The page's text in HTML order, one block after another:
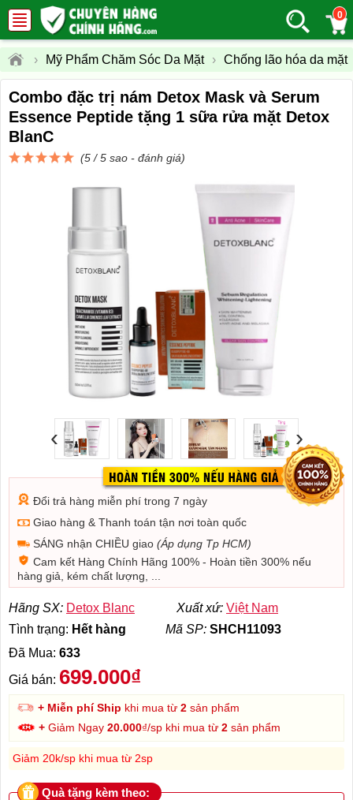
0
› Mỹ Phẩm Chăm Sóc Da Mặt › Chống lão hóa da mặt
Combo đặc trị nám Detox Mask và Serum
Essence Peptide tặng 1 sữa rửa mặt Detox
BlanC
(5 / 5 sao - đánh giá)
‹ ›
Đổi trả hàng miễn phí trong 7 ngày
Giao hàng & Thanh toán tận nơi toàn quốc
SÁNG nhận CHIỀU giao (Áp dụng Tp HCM)
Cam kết Hàng Chính Hãng 100% - Hoàn tiền 300% nếu
hàng giả, kém chất lượng, ...
Hãng SX: Detox Blanc Xuất xứ: Việt Nam
Tình trạng: Hết hàng Mã SP: SHCH11093
Đã Mua: 633
Giá bán: 699.000₫
+ Miễn phí Ship khi mua từ 2 sản phẩm
+ Giảm Ngay20.000₫/sp khi mua từ2 sản phẩm
Giảm 20k/sp khi mua từ 2sp
Quà tặng kèm theo: